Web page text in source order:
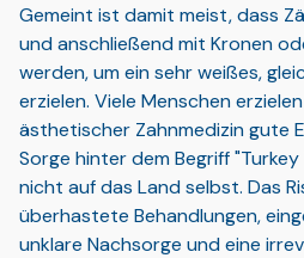
Gemeint ist damit meist, dass
und anschließend mit Kronen
werden, um ein sehr weißes,
erzielen. Viele Menschen
ästhetischer Zahnmedizin gute
Sorge hinter dem Begriff
nicht auf das Land selbst. Das
überhastete Behandlungen,
unklare Nachsorge und eine